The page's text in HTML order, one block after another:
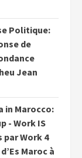
Politique:
de
Jean
in Marocco:
- Work IS
par Work 4
Maroc à